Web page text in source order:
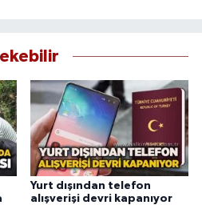
Yurt dışından telefon
alışverişi devri kapanıyor